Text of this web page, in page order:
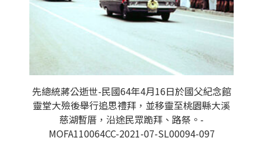
先總統蔣公逝世-民國64年4月16日於國父紀念館
靈堂大殮後舉行追思禮拜，並移靈至桃園縣大溪
慈湖暫厝，沿途民眾跪拜、路祭。-
MOFA110064CC-2021-07-SL00094-097